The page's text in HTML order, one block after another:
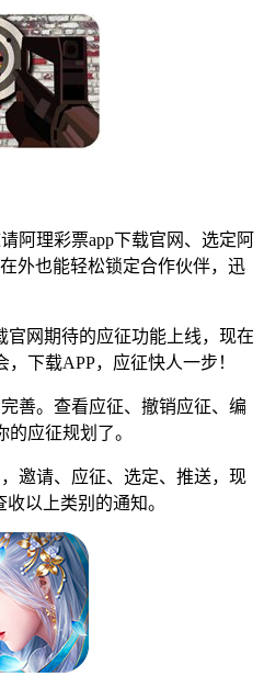
理彩票app下载官网、选定阿
外也能轻松锁定合作伙伴，迅
网期待的应征功能上线，现在
下载APP，应征快人一步！
。查看应征、撤销应征、编
应征规划了。
请、应征、选定、推送，现
以上类别的通知。